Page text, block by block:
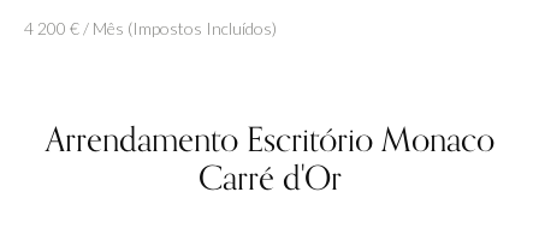
4 200 € / Mês (Impostos Incluídos)
Arrendamento Escritório Monaco
Carré d'Or